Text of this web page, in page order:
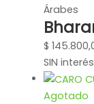
Árabes
$
SIN
Agotado